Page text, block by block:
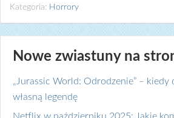
Kategoria: Horrory
Nowe zwiastuny na
„Jurassic World: Odrodzenie” – kiedy
własną legendę